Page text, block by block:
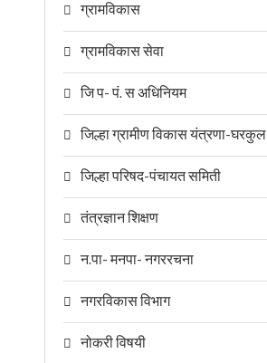
ग्रामविकास
ग्रामविकास सेवा
जि प- पं. स अधिनियम
जिल्हा ग्रामीण विकास यंत्रणा-घरकुल
जिल्हा परिषद-पंचायत समिती
तंत्रज्ञान शिक्षण
न.पा- मनपा- नगररचना
नगरविकास विभाग
नोकरी विषयी